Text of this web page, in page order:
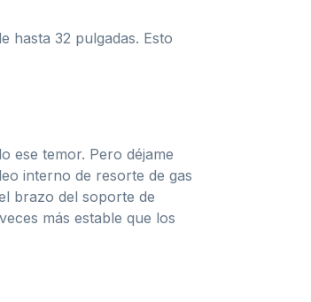
hasta 32 pulgadas. Esto
ese temor. Pero déjame
interno de resorte de gas
brazo del soporte de
más estable que los